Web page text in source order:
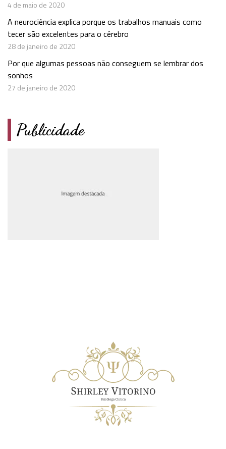
4 de maio de 2020
A neurociência explica porque os trabalhos manuais como
tecer são excelentes para o cérebro
28 de janeiro de 2020
Por que algumas pessoas não conseguem se lembrar dos
sonhos
27 de janeiro de 2020
Publicidade